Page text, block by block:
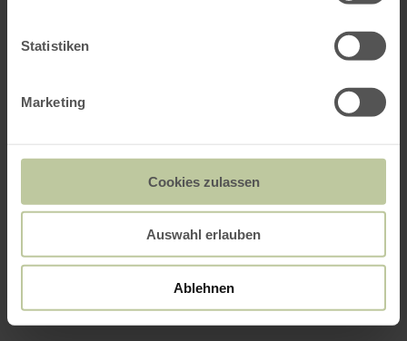
Statistiken
Marketing
Cookies zulassen
Auswahl erlauben
Ablehnen